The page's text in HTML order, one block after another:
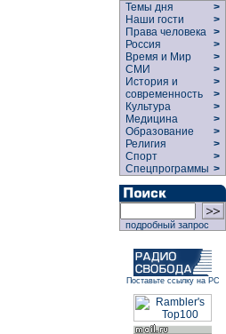
Темы дня
>
Наши гости
>
Права человека >
Россия
>
Время и Мир
>
СМИ
>
История и
современность
>
>
Культура
>
Медицина
>
Образование
>
Религия
>
Спорт
>
Спецпрограммы >
подробный запрос
Поставьте ссылку на РС